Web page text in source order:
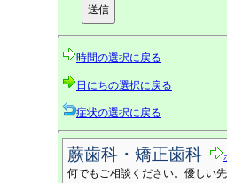
時間の選択に戻る
日にちの選択に戻る
症状の選択に戻る
蕨歯科・矯正歯科
何でもご相談ください。優しい